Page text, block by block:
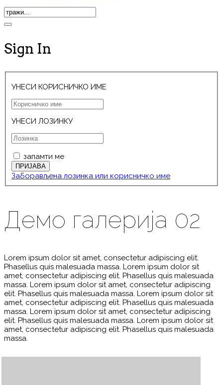
Sign In
УНЕСИ КОРИСНИЧКО ИМЕ
УНЕСИ ЛОЗИНКУ
запамти ме
Заборављена лозинка или корисничко име
Демо галерија 02
Lorem ipsum dolor sit amet, consectetur adipiscing elit.
Phasellus quis malesuada massa. Lorem ipsum dolor sit
amet, consectetur adipiscing elit. Phasellus quis malesuada
massa. Lorem ipsum dolor sit amet, consectetur adipiscing
elit. Phasellus quis malesuada massa. Lorem ipsum dolor sit
amet, consectetur adipiscing elit. Phasellus quis malesuada
massa. Lorem ipsum dolor sit amet, consectetur adipiscing
elit. Phasellus quis malesuada massa. Lorem ipsum dolor sit
amet, consectetur adipiscing elit. Phasellus quis malesuada
massa.